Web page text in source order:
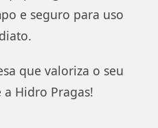
e seguro para uso
que valoriza o seu
a Hidro Pragas!